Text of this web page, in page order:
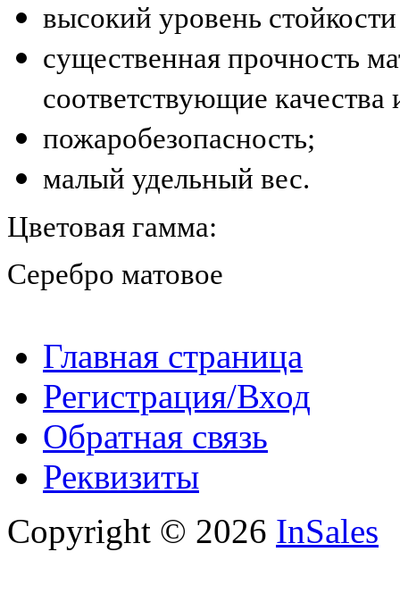
высокий уровень
существенная прочность
соответствующие качества
пожаробезопасность;
малый удельный вес.
Цветовая гамма:
Серебро матовое
Главная страница
Регистрация/Вход
Обратная связь
Реквизиты
Copyright © 2026 InSales